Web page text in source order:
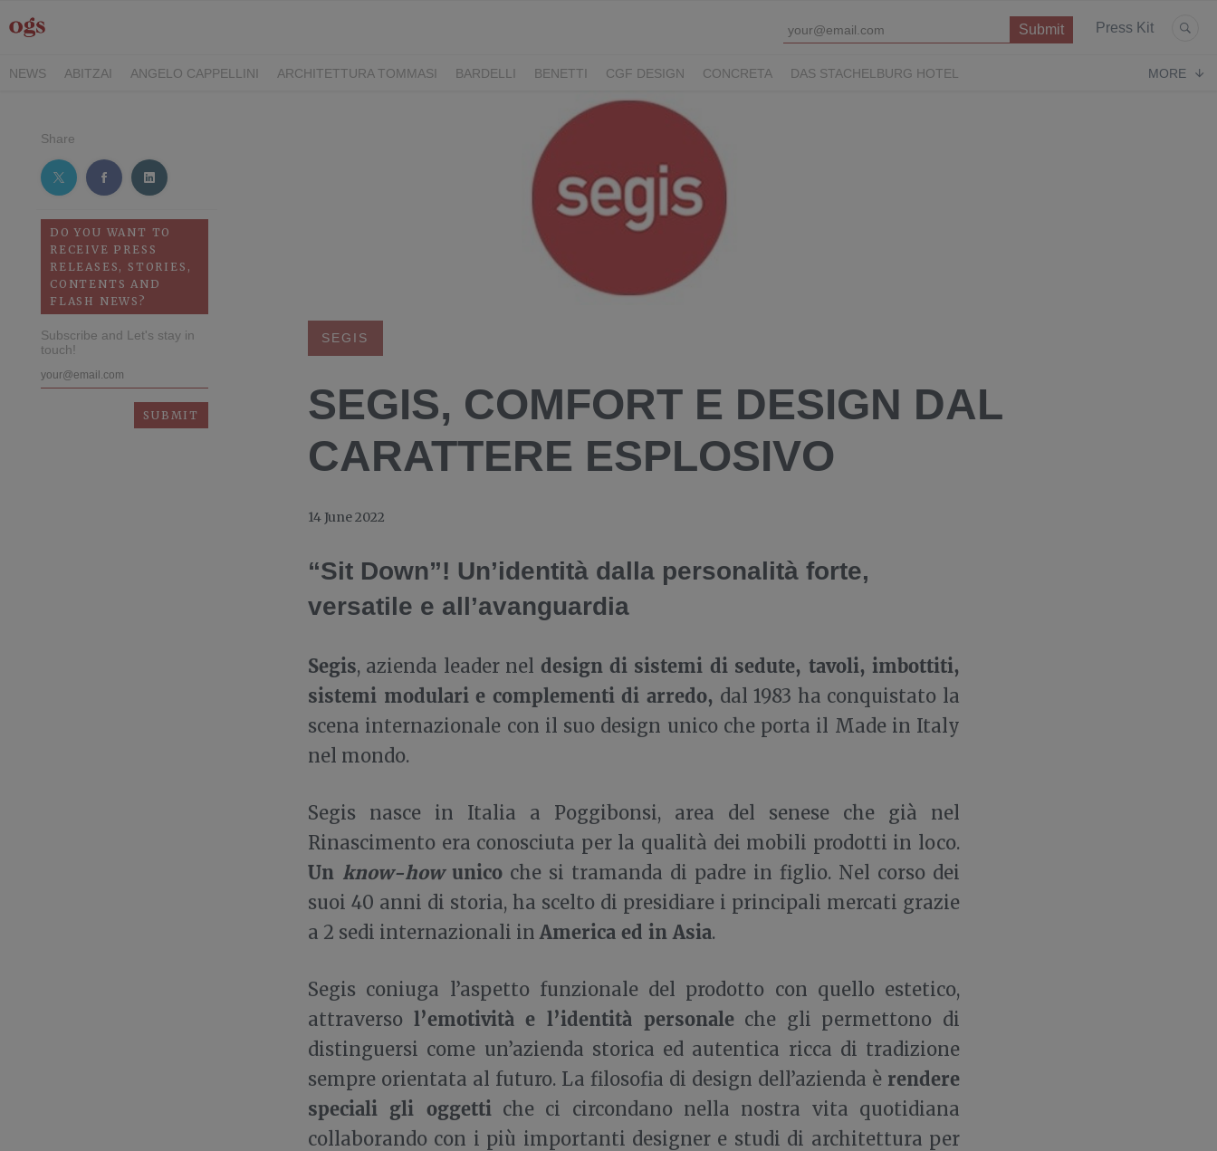
Press Kit
NEWS ABITZAI ANGELO CAPPELLINI ARCHITETTURA TOMMASI BARDELLI BENETTI CGF DESIGN CONCRETA
DAS STACHELBURG HOTEL
MOVE VIAGGI NAUSIKA GROUP
RIMANI
ZAMBAITI
MORE
Share
DO YOU WANT TO
RECEIVE PRESS
RELEASES, STORIES,
CONTENTS AND
FLASH NEWS?
Subscribe and Let's stay in
touch!
SEGIS
SEGIS, COMFORT E DESIGN DAL
CARATTERE ESPLOSIVO
14 June 2022
“Sit Down”! Un’identità dalla personalità forte,
versatile e all’avanguardia
Segis, azienda leader nel design di sistemi di sedute, tavoli, imbottiti,
sistemi modulari e complementi di arredo, dal 1983 ha conquistato la
scena internazionale con il suo design unico che porta il Made in Italy
nel mondo.
Segis nasce in Italia a Poggibonsi, area del senese che già nel
Rinascimento era conosciuta per la qualità dei mobili prodotti in loco.
Un know-howunico che si tramanda di padre in figlio. Nel corso dei
suoi 40 anni di storia, ha scelto di presidiare i principali mercati grazie
a 2 sedi internazionali in America ed in Asia.
Segis coniuga l’aspetto funzionale del prodotto con quello estetico,
attraverso l’emotività e l’identità personaleche gli permettono di
distinguersi come un’azienda storica ed autentica ricca di tradizione
sempre orientata al futuro. La filosofia di design dell’azienda è rendere
speciali gli oggetti che ci circondano nella nostra vita quotidiana
collaborando con i più importanti designer e studi di architettura per